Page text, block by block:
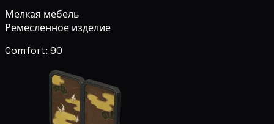
Мелкая мебель
Ремесленное изделие
Comfort: 90